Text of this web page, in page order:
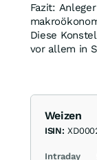
Fazit:
Diese
vor allem in
Weizen
ISIN:
Intraday